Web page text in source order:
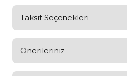
Ürün hakkında henüz
Taksit Seçenekleri
Önerileriniz